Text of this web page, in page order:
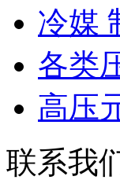
冷媒
各类
高压
联系我